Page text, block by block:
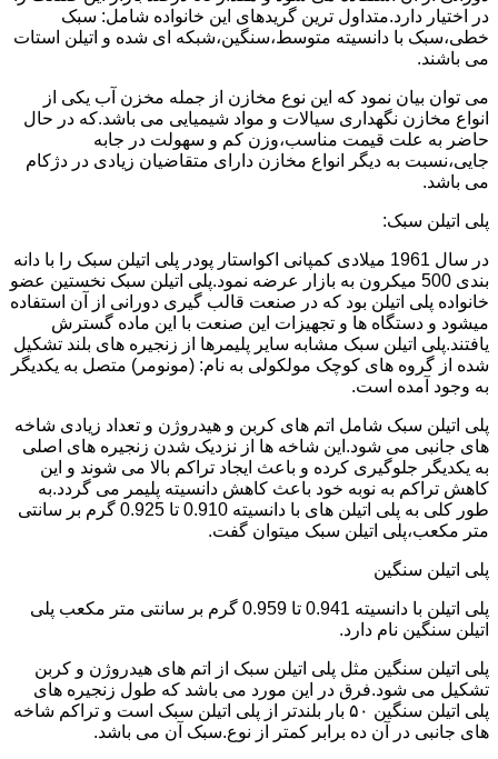
در اختیار دارد.متداول ترین گریدهای این خانواده شامل: سبک
خطی،سبک با دانسیته متوسط،سنگین،شبکه ای شده و اتیلن استات
می باشند.
می توان بیان نمود که این نوع مخازن از جمله مخزن آب یکی از
انواع مخازن نگهداری سیالات و مواد شیمیایی می باشد.که در حال
حاضر به علت قیمت مناسب،وزن کم و سهولت در جابه
جایی،نسبت به دیگر انواع مخازن دارای متقاضیان زیادی در دژکام
می باشد.
پلی اتیلن سبک:
در سال 1961 میلادی کمپانی اکواستار پودر پلی اتیلن سبک را با دانه
بندی 500 میکرون به بازار عرضه نمود.پلی اتیلن سبک نخستین عضو
خانواده پلی اتیلن بود که در صنعت قالب گیری دورانی از آن استفاده
میشود و دستگاه ها و تجهیزات این صنعت با این ماده گسترش
یافتند.پلی اتیلن سبک مشابه سایر پلیمرها از زنجیره های بلند تشکیل
شده از گروه های کوچک مولکولی به نام: (مونومر) متصل به یکدیگر
به وجود آمده است.
پلی اتیلن سبک شامل اتم های کربن و هیدروژن و تعداد زیادی شاخه
های جانبی می شود.این شاخه ها از نزدیک شدن زنجیره های اصلی
به یکدیگر جلوگیری کرده و باعث ایجاد تراکم بالا می شوند و این
کاهش تراکم به نوبه خود باعث کاهش دانسیته پلیمر می گردد.به
طور کلی به پلی اتیلن های با دانسیته 0.910 تا 0.925 گرم بر سانتی
متر مکعب،پلی اتیلن سبک میتوان گفت.
پلی اتیلن سنگین
پلی اتیلن با دانسیته 0.941 تا 0.959 گرم بر سانتی متر مکعب پلی
اتیلن سنگین نام دارد.
پلی اتیلن سنگین مثل پلی اتیلن سبک از اتم های هیدروژن و کربن
تشکیل می شود.فرق در این مورد می باشد که طول زنجیره های
پلی اتیلن سنگین ۵۰ بار بلندتر از پلی اتیلن سبک است و تراکم شاخه
های جانبی در آن ده برابر کمتر از نوع.سبک آن می باشد.